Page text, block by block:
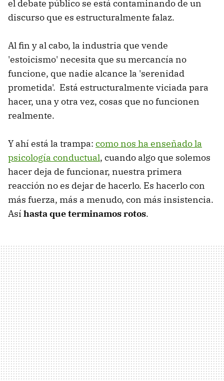
el debate público se está contaminando de un
discurso que es estructuralmente falaz.
Al fin y al cabo, la industria que vende
'estoicismo' necesita que su mercancía no
funcione, que nadie alcance la 'serenidad
prometida'. Está estructuralmente viciada para
hacer, una y otra vez, cosas que no funcionen
realmente.
Y ahí está la trampa: como nos ha enseñado la
psicología conductual, cuando algo que solemos
hacer deja de funcionar, nuestra primera
reacción no es dejar de hacerlo. Es hacerlo con
más fuerza, más a menudo, con más insistencia.
Así hasta que terminamos rotos.